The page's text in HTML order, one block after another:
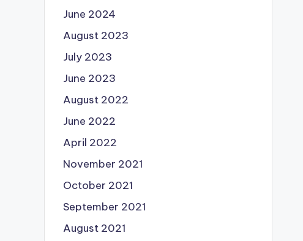
June 2024
August 2023
July 2023
June 2023
August 2022
June 2022
April 2022
November 2021
October 2021
September 2021
August 2021